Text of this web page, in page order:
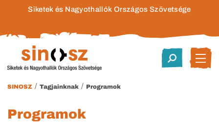
Siketek és Nagyothallók Országos Szövetsége
SINOSZ / Tagjainknak / Programok
Programok